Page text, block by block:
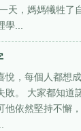
，媽媽犧牲了
...
悅，每個人都想
敗。 大家都知道
他依然堅持不懈